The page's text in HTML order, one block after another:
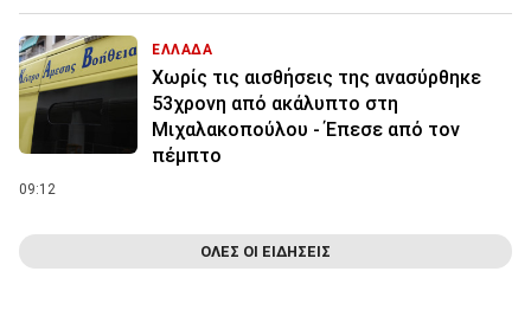
ΕΛΛΑΔΑ
Χωρίς τις αισθήσεις της ανασύρθηκε
53χρονη από ακάλυπτο στη
Μιχαλακοπούλου - Έπεσε από τον
πέμπτο
09:12
ΟΛΕΣ ΟΙ ΕΙΔΗΣΕΙΣ